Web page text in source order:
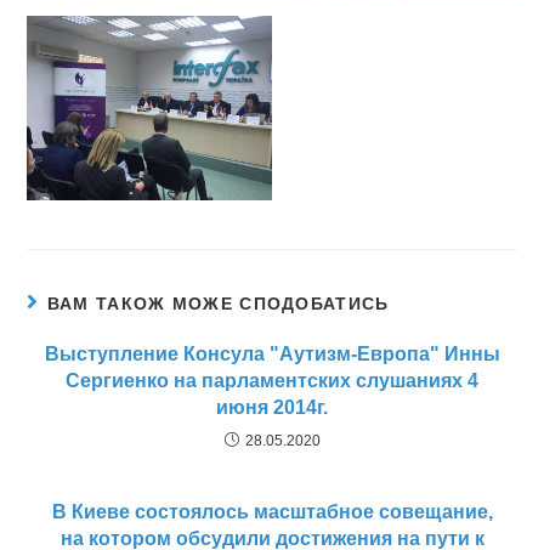
ВАМ ТАКОЖ МОЖЕ СПОДОБАТИСЬ
Выступление Консула "Аутизм-Европа" Инны
Сергиенко на парламентских слушаниях 4
июня 2014г.
28.05.2020
В Киеве состоялось масштабное совещание,
на котором обсудили достижения на пути к